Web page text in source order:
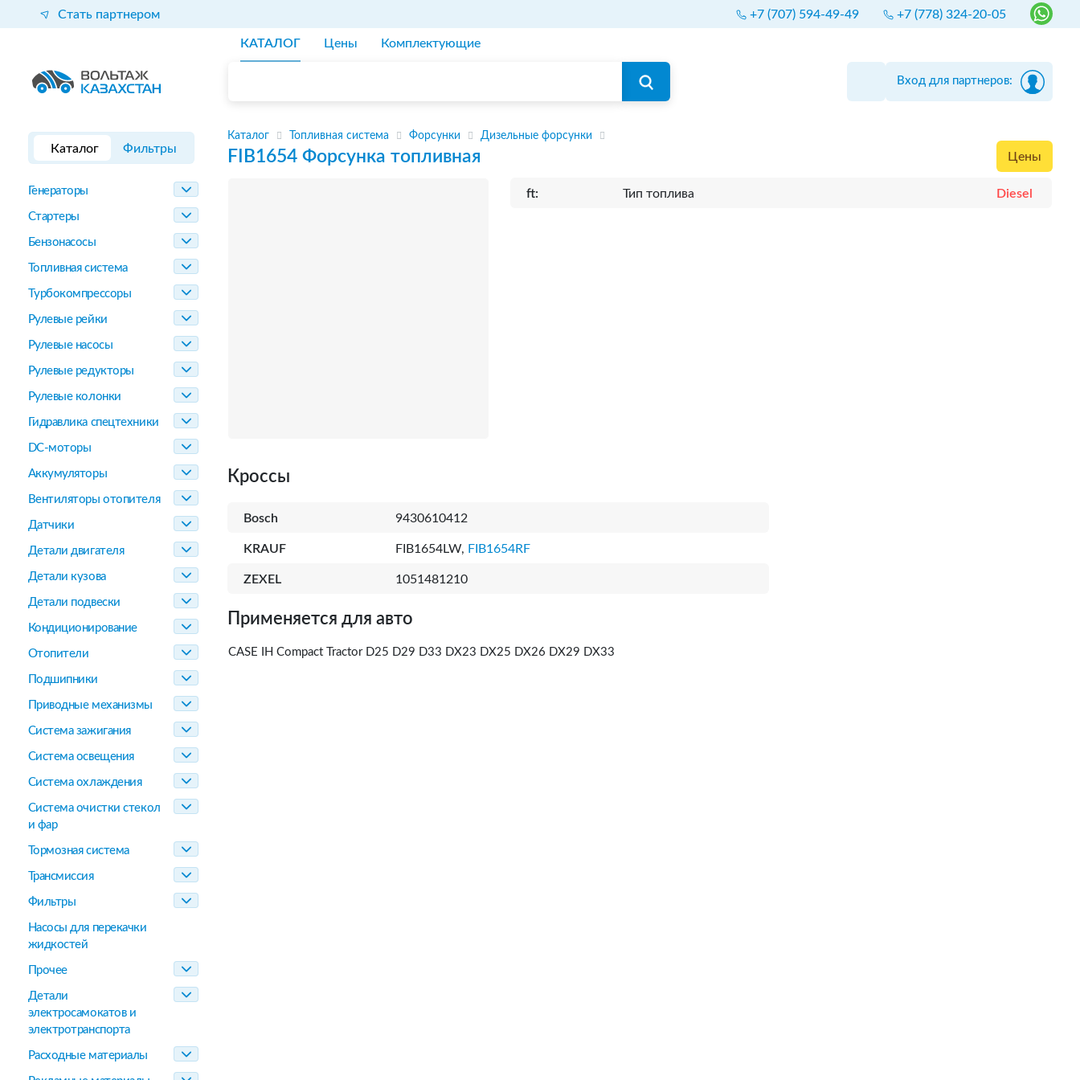
Стать партнером +7 (707) 594-49-49 +7 (778) 324-20-05
КАТАЛОГ Цены Комплектующие
Вход для партнеров:
Каталог Фильтры
Генераторы
Стартеры
Бензонасосы
Топливная система
Турбокомпрессоры
Рулевые рейки
Рулевые насосы
Рулевые редукторы
Рулевые колонки
Гидравлика спецтехники
DC-моторы
Аккумуляторы
Вентиляторы отопителя
Датчики
Детали двигателя
Детали кузова
Детали подвески
Кондиционирование
Отопители
Подшипники
Приводные механизмы
Система зажигания
Система освещения
Система охлаждения
Система очистки стекол
и фар
Тормозная система
Трансмиссия
Фильтры
Насосы для перекачки
жидкостей
Прочее
Детали
электросамокатов и
электротранспорта
Расходные материалы
Каталог Топливная система Форсунки Дизельные форсунки
FIB1654 Форсунка топливная Цены
ft: Тип топлива Diesel
Кроссы
Bosch 9430610412
KRAUF FIB1654LW, FIB1654RF
ZEXEL 1051481210
Применяется для авто
CASE IH Compact Tractor D25 D29 D33 DX23 DX25 DX26 DX29 DX33